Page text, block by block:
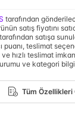
tarafından
satış fiyatını
satışa
puanı, teslimat
hızlı teslimat
ve kategori
Tüm Özellikleri